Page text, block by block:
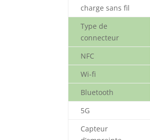
charge sans fil
Type de
connecteur
NFC
Wi-fi
Bluetooth
5G
Capteur